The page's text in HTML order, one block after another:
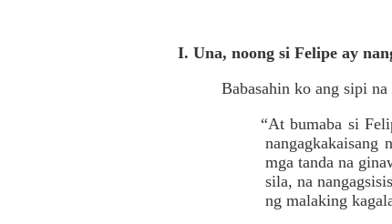
I. Una, noong si Felipe ay
Babasahin ko ang sipi
“At bumaba si
mga tanda na
sila, na
ng malaking